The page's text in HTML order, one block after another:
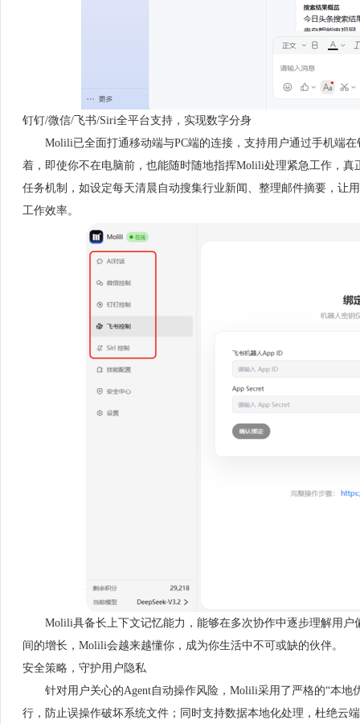
钉钉/微信/飞书/Siri全平台支持，实现数字分身
Molili已全面打通移动端与PC端的连接，支持用户通过手机端
着，即使你不在电脑前，也能随时随地指挥Molili处理紧急工作，
任务机制，如设定每天清晨自动搜集行业新闻、整理邮件摘要，让
工作效率。
Molili具备长上下文记忆能力，能够在多次协作中逐步理解用
间的增长，Molili会越来越懂你，成为你生活中不可或缺的伙伴。
安全策略，守护用户隐私
针对用户关心的Agent自动操作风险，Molili采用了严格的“本
行，防止误操作破坏系统文件；同时支持数据本地化处理，杜绝云